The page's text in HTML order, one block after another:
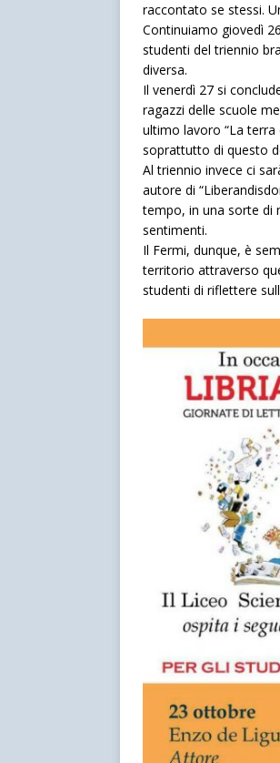
raccontato se stessi.
Continuiamo giovedì
studenti del triennio
diversa.
Il venerdì 27 si
ragazzi delle scuole
ultimo lavoro “La terra
soprattutto di questo
Al triennio invece ci
autore di
tempo, in una sorte di
sentimenti.
Il Fermi, dunque, è
territorio attraverso
studenti di riflettere